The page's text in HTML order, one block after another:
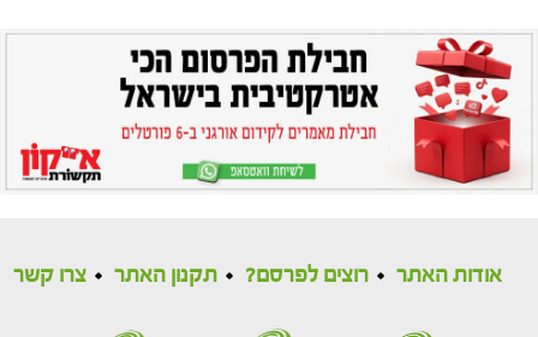
אודות האתר רוצים לפרסם? תקנון האתר צרו קשר